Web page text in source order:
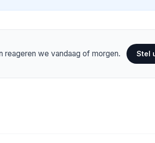
reageren we vandaag of morgen. Stel